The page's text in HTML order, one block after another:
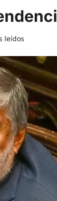
leídos